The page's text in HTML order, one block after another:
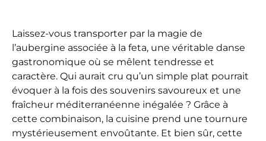
Laissez-vous transporter par la magie de
l’aubergine associée à la feta, une véritable danse
gastronomique où se mêlent tendresse et
caractère. Qui aurait cru qu’un simple plat pourrait
évoquer à la fois des souvenirs savoureux et une
fraîcheur méditerranéenne inégalée ? Grâce à
cette combinaison, la cuisine prend une tournure
mystérieusement envoûtante. Et bien sûr, cette